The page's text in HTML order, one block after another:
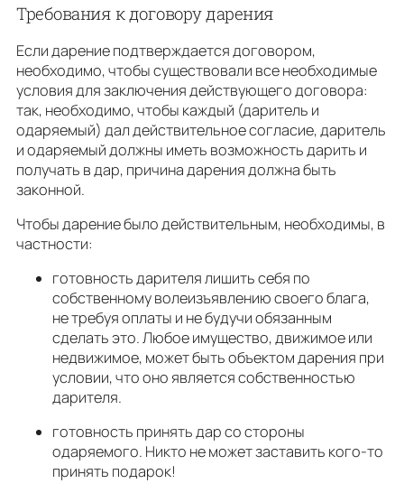
Требования к договору дарения
Если дарение подтверждается договором,
необходимо, чтобы существовали все необходимые
условия для заключения действующего договора:
так, необходимо, чтобы каждый (даритель и
одаряемый) дал действительное согласие, даритель
и одаряемый должны иметь возможность дарить и
получать в дар, причина дарения должна быть
законной.
Чтобы дарение было действительным, необходимы, в
частности:
готовность дарителя лишить себя по
собственному волеизъявлению своего блага,
не требуя оплаты и не будучи обязанным
сделать это. Любое имущество, движимое или
недвижимое, может быть объектом дарения при
условии, что оно является собственностью
дарителя.
готовность принять дар со стороны
одаряемого. Никто не может заставить кого-то
принять подарок!